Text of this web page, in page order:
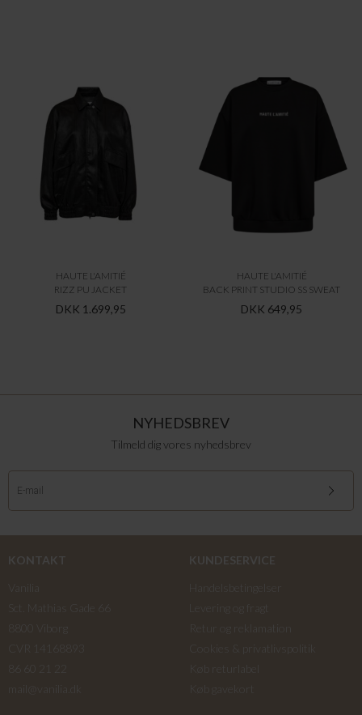
HAUTE L'AMITIÉ
RIZZ PU JACKET
DKK 1.699,95
HAUTE L'AMITIÉ
BACK PRINT STUDIO SS SWEAT
DKK 649,95
NYHEDSBREV
Tilmeld dig vores nyhedsbrev
KONTAKT
KUNDESERVICE